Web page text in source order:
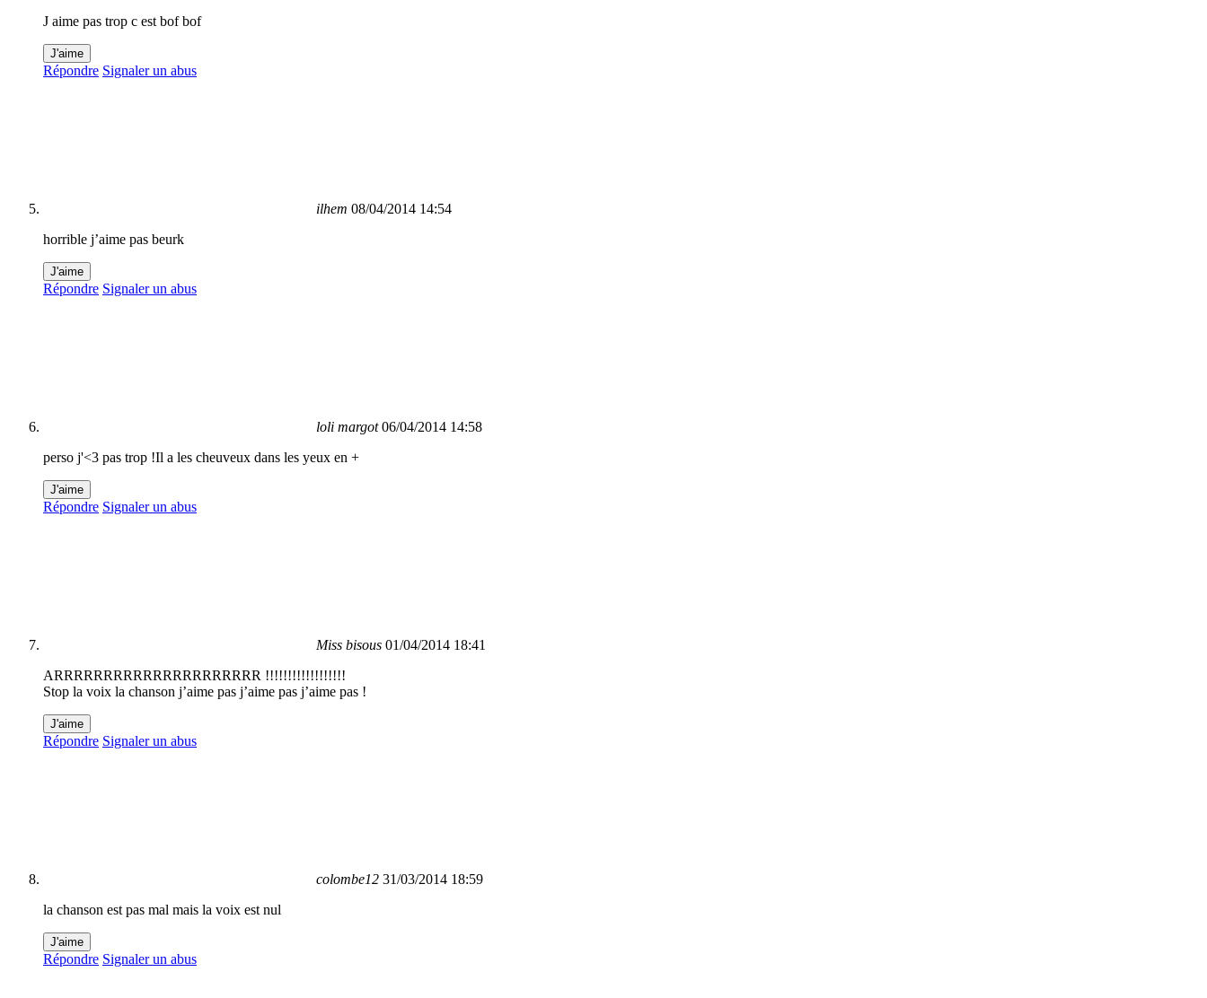
J aime pas trop c est bof bof
J'aime
Répondre Signaler un abus
ilhem 08/04/2014 14:54
horrible j’aime pas beurk
J'aime
Répondre Signaler un abus
loli margot 06/04/2014 14:58
perso j'<3 pas trop !Il a les cheuveux dans les yeux en +
J'aime
Répondre Signaler un abus
Miss bisous 01/04/2014 18:41
ARRRRRRRRRRRRRRRRRRRRR !!!!!!!!!!!!!!!!!!
Stop la voix la chanson j’aime pas j’aime pas j’aime pas !
J'aime
Répondre Signaler un abus
colombe12 31/03/2014 18:59
la chanson est pas mal mais la voix est nul
J'aime
Répondre Signaler un abus